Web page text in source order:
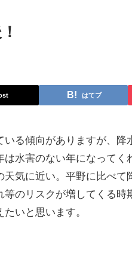
はてブ
る傾向がありますが、降
は水害のない年になってく
気に近い。平野に比べて
等のリスクが増してくる
いと思います。